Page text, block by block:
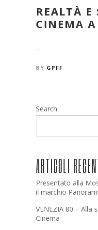
REALTÀ
CINEMA A
...
BY GPFF
Search
ARTICOLI
Presentato alla
il marchio
VENEZIA 80 – Alla
Cinema